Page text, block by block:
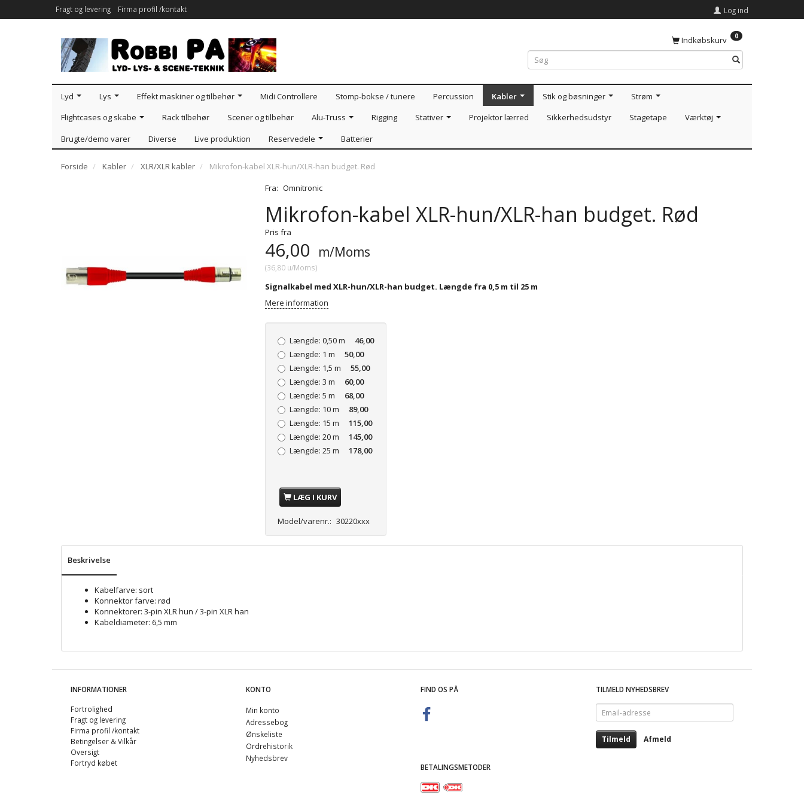
Fragt og levering Firma profil /kontakt Log ind
Indkøbskurv 0
Lyd Lys Effekt maskiner og tilbehør Midi Controllere Stomp-bokse / tunere Percussion Kabler Stik og bøsninger
Strøm
Flightcases og skabe
Rack tilbehør Scener og tilbehør Alu-Truss Rigging Stativer Projektor lærred Sikkerhedsudstyr Stagetape
Værktøj
Brugte/demo varer
Diverse Live produktion Reservedele Batterier
Forside Kabler XLR/XLR kabler
Mikrofon-kabel XLR-hun/XLR-han budget. Rød
Fra: Omnitronic
Mikrofon-kabel XLR-hun/XLR-han budget. Rød
Pris fra
46,00 m/Moms
(36,80 u/Moms)
Signalkabel med XLR-hun/XLR-han budget. Længde fra 0,5 m til 25 m
Mere information
Længde: 0,50 m
46,00
Længde: 1 m
50,00
Længde: 1,5 m
55,00
Længde: 3 m
60,00
Længde: 5 m
68,00
Længde: 10 m
89,00
Længde: 15 m
115,00
Længde: 20 m
145,00
Længde: 25 m 178,00
LÆG I KURV
Model/varenr.: 30220xxx
Beskrivelse
Kabelfarve: sort
Konnektor farve: rød
Konnektorer: 3-pin XLR hun / 3-pin XLR han
Kabeldiameter: 6,5 mm
INFORMATIONER
Fortrolighed
Fragt og levering
Firma profil /kontakt
Betingelser & Vilkår
Oversigt
Fortryd købet
KONTO
Min konto
Adressebog
Ønskeliste
Ordrehistorik
Nyhedsbrev
FIND OS PÅ
BETALINGSMETODER
TILMELD NYHEDSBREV
Email-
adresse
Tilmeld Afmeld